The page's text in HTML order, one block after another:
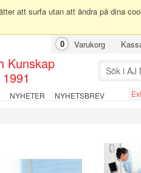
att surfa utan att ändra på dina
Kunskap
0 Varukorg
NYHETER NYHETSBREV